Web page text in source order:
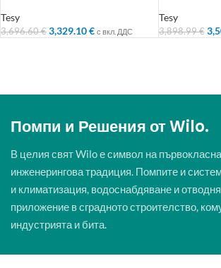
топлообменник 200л.
Tesy
3,696.60€ 3,329.10€ с вкл. ДДС
Tesy
3,898.99€
Помпи и Решения от Wilo.
В целия свят Wilo е символ на
инженерингова традиция. Помпите и
и климатизация, водоснабдяване и
приложение в сградното строителство,
индустрията и бита.